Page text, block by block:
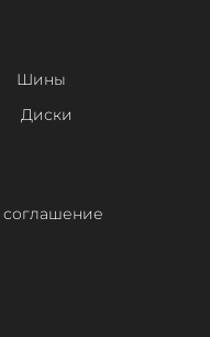
Шины
Диски
соглашение